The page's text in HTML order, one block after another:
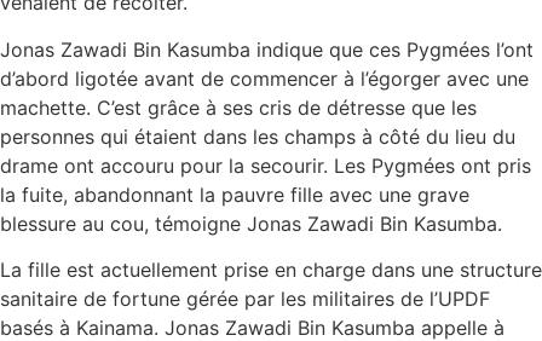
Jonas Zawadi Bin Kasumba indique que ces Pygmées l’ont
d’abord ligotée avant de commencer à l’égorger avec une
machette. C’est grâce à ses cris de détresse que les
personnes qui étaient dans les champs à côté du lieu du
drame ont accouru pour la secourir. Les Pygmées ont pris
la fuite, abandonnant la pauvre fille avec une grave
blessure au cou, témoigne Jonas Zawadi Bin Kasumba.
La fille est actuellement prise en charge dans une structure
sanitaire de fortune gérée par les militaires de l’UPDF
basés à Kainama. Jonas Zawadi Bin Kasumba appelle à